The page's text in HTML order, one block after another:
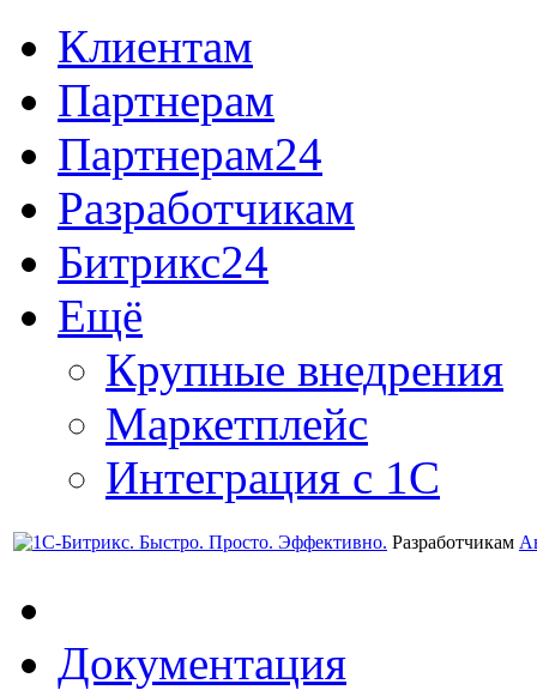
Клиентам
Партнерам
Партнерам24
Разработчикам
Битрикс24
Ещё
Крупные внедрения
Маркетплейс
Интеграция с 1С
Разработчикам
Документация